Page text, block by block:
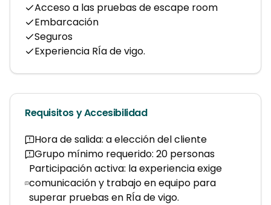
Acceso a las pruebas de escape room
Embarcación
Seguros
Experiencia RÍa de vigo.
Requisitos y Accesibilidad
Hora de salida: a elección del cliente
Grupo mínimo requerido: 20 personas
Participación activa: la experiencia exige
comunicación y trabajo en equipo para
superar pruebas en RÍa de vigo.